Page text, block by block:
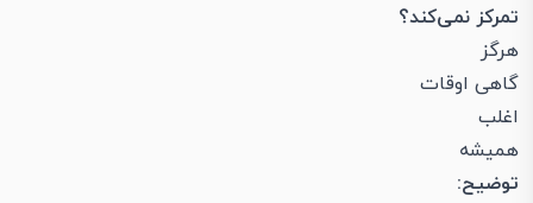
تمرکز نمی‌کند؟
هرگز
گاهی اوقات
اغلب
همیشه
توضیح: